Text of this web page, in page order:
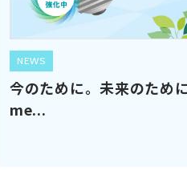
NEWS
今のために。未来のため
me...